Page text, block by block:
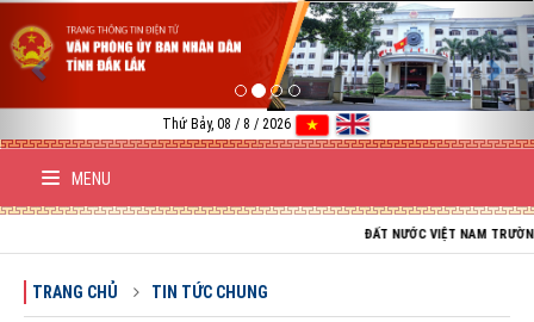
Thứ Bảy, 08 / 8 / 2026
MENU
ĐẤT NƯỚC VIỆT NAM TRƯỜNG TỒN; TỔ QUỐC
TRANG CHỦ TIN TỨC CHUNG